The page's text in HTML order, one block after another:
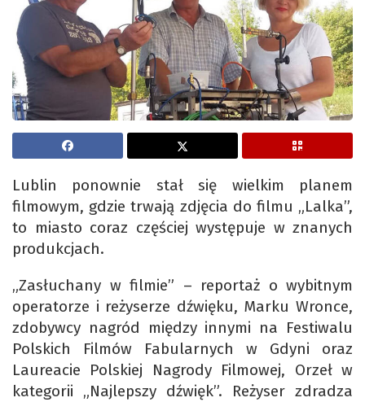
Lublin ponownie stał się wielkim planem
filmowym, gdzie trwają zdjęcia do filmu „Lalka”,
to miasto coraz częściej występuje w znanych
produkcjach.
„Zasłuchany w filmie” – reportaż o wybitnym
operatorze i reżyserze dźwięku, Marku Wronce,
zdobywcy nagród między innymi na Festiwalu
Polskich Filmów Fabularnych w Gdyni oraz
Laureacie Polskiej Nagrody Filmowej, Orzeł w
kategorii „Najlepszy dźwięk”. Reżyser zdradza